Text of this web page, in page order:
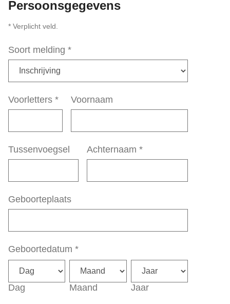
Persoonsgegevens
* Verplicht veld.
Soort melding *
Voorletters * Voornaam
Tussenvoegsel Achternaam *
Geboorteplaats
Geboortedatum *
Dag Maand Jaar